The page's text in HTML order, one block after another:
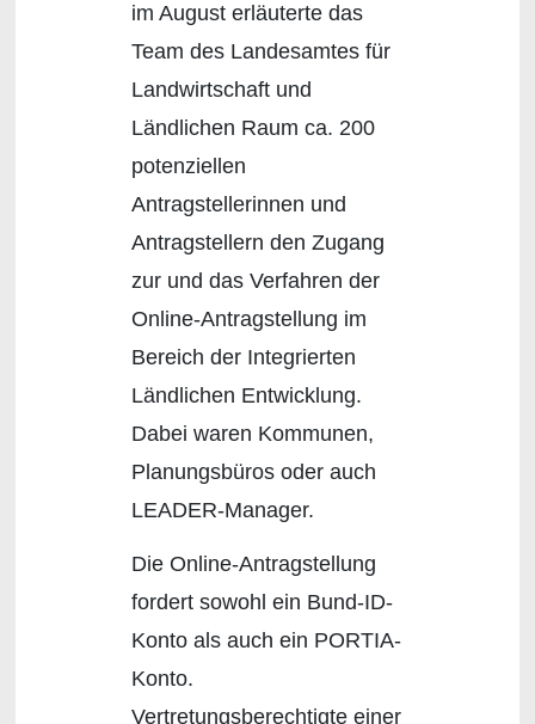
im August erläuterte das
Team des Landesamtes für
Landwirtschaft und
Ländlichen Raum ca. 200
potenziellen
Antragstellerinnen und
Antragstellern den Zugang
zur und das Verfahren der
Online-Antragstellung im
Bereich der Integrierten
Ländlichen Entwicklung.
Dabei waren Kommunen,
Planungsbüros oder auch
LEADER-Manager.
Die Online-Antragstellung
fordert sowohl ein Bund-ID-
Konto als auch ein PORTIA-
Konto.
Vertretungsberechtigte einer